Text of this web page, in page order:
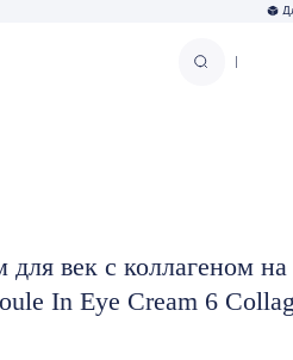
Помощь
век с коллагеном
In Eye Cream 6